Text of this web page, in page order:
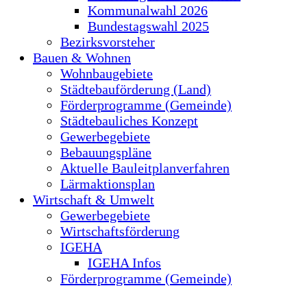
Kommunalwahl 2026
Bundestagswahl 2025
Bezirksvorsteher
Bauen & Wohnen
Wohnbaugebiete
Städtebauförderung (Land)
Förderprogramme (Gemeinde)
Städtebauliches Konzept
Gewerbegebiete
Bebauungspläne
Aktuelle Bauleitplanverfahren
Lärmaktionsplan
Wirtschaft & Umwelt
Gewerbegebiete
Wirtschaftsförderung
IGEHA
IGEHA Infos
Förderprogramme (Gemeinde)